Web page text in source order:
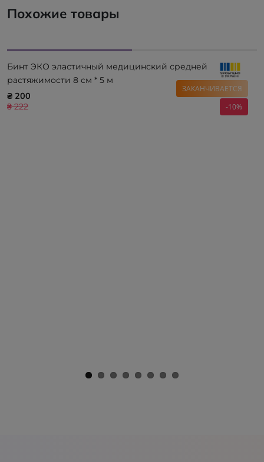
Похожие товары
ЗАКАНЧИВАЕТСЯ
-10%
Бинт ЭКО эластичный медицинский средней
растяжимости 8 см * 5 м
₴ 200
₴ 222